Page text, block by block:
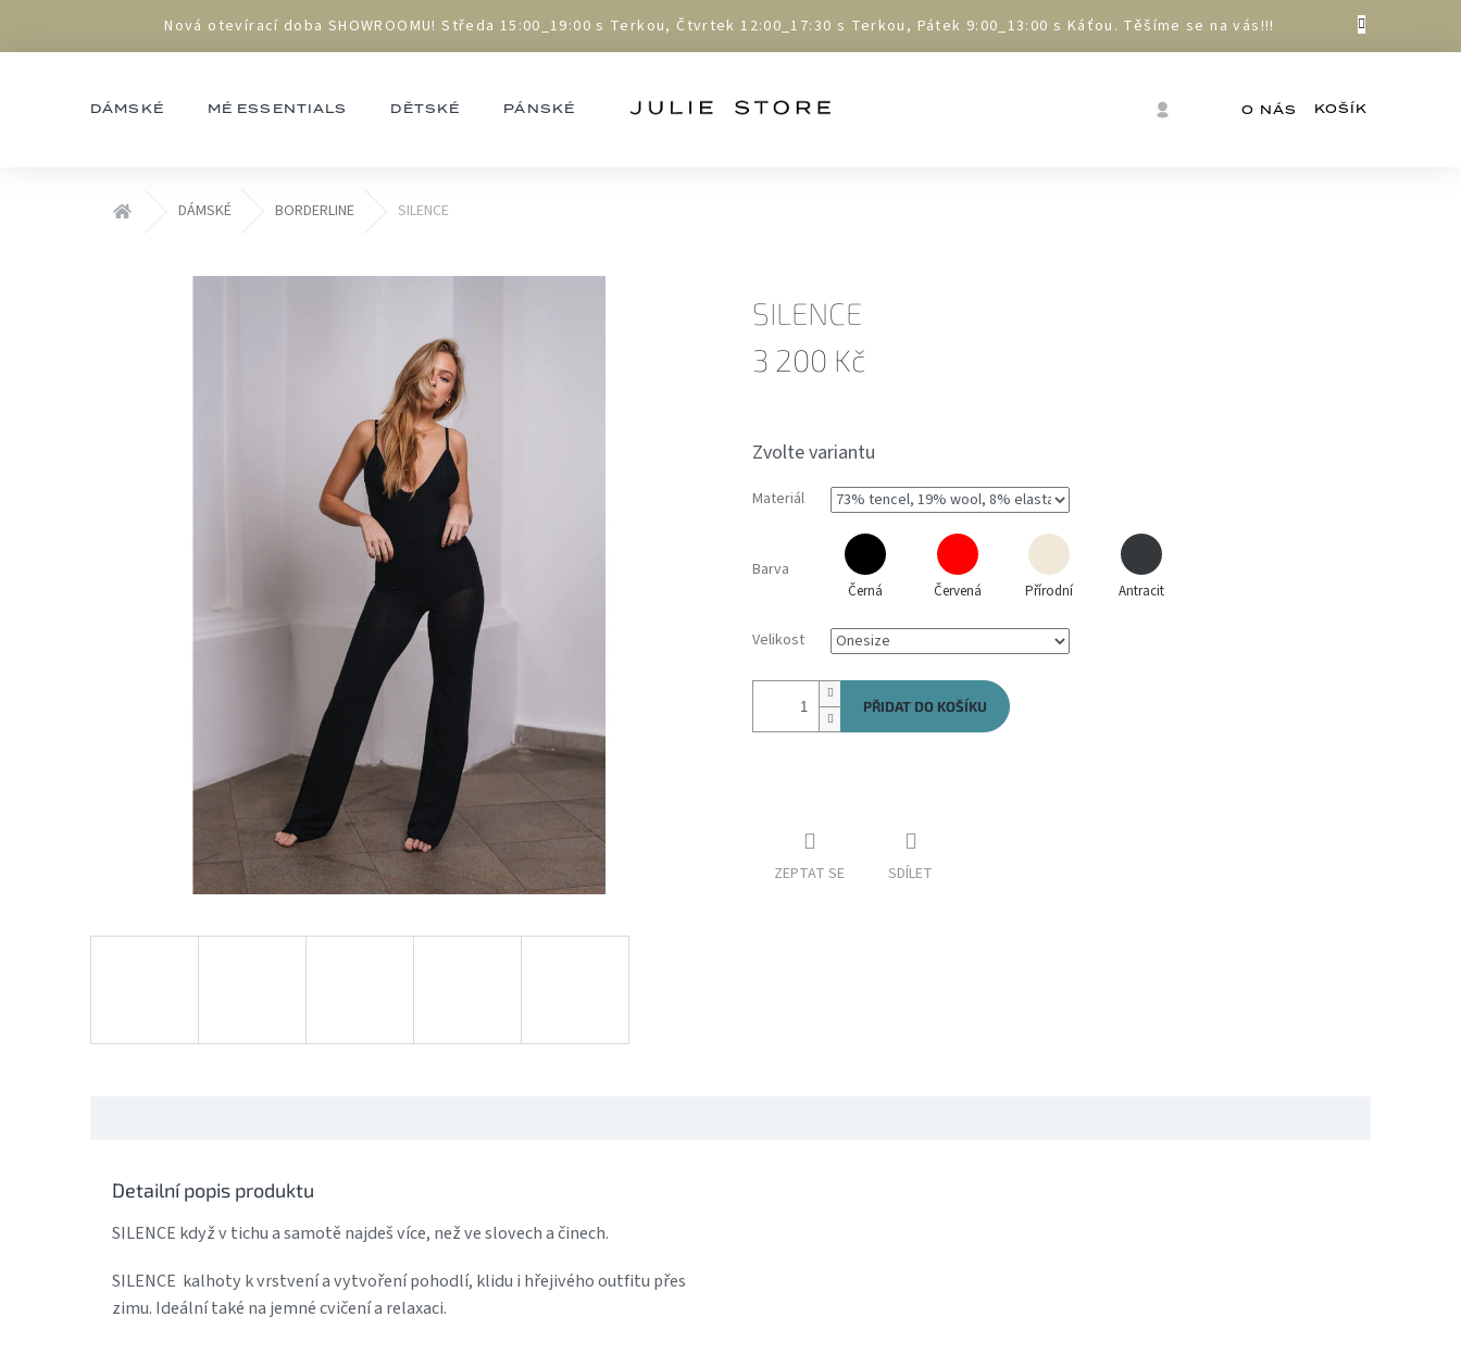
obsah
Nová otevírací doba SHOWROOMU! Středa 15:00_19:00 s Terkou, Čtvrtek 12:00_17:30 s Terkou, Pátek 9:00_13:00 s Káťou. Těšíme se na vás!!!
Nákupní
O NÁS
DÁMSKÉ MÉ ESSENTIALS DĚTSKÉ PÁNSKÉ
Domů DÁMSKÉ BORDERLINE SILENCE
SILENCE
3 200 Kč
Zvolte variantu
Materiál
Barva
Černá Červená Přírodní Antracit
Velikost
PŘIDAT DO KOŠÍKU
ZEPTAT SE SDÍLET
Detailní popis produktu
SILENCE když v tichu a samotě najdeš více, než ve slovech a činech.
SILENCE kalhoty k vrstvení a vytvoření pohodlí, klidu i hřejivého outfitu přes
zimu. Ideální také na jemné cvičení a relaxaci.